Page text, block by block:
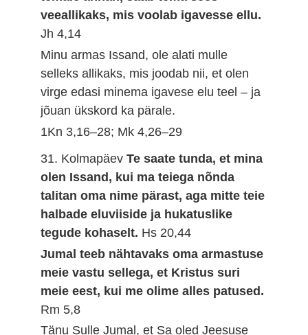
veeallikaks, mis voolab igavesse ellu.
Jh 4,14
Minu armas Issand, ole alati mulle
selleks allikaks, mis joodab nii, et olen
virge edasi minema igavese elu teel – ja
jõuan ükskord ka pärale.
1Kn 3,16–28; Mk 4,26–29
31. KolmapäevTe saate tunda, et mina
olen Issand, kui ma teiega nõnda
talitan oma nime pärast, aga mitte teie
halbade eluviiside ja hukatuslike
tegude kohaselt. Hs 20,44
Jumal teeb nähtavaks oma armastuse
meie vastu sellega, et Kristus suri
meie eest, kui me olime alles patused.
Rm 5,8
Tänu Sulle Jumal, et Sa oled Jeesuse